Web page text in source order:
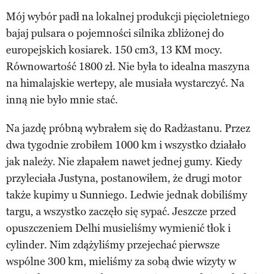
Mój wybór padł na lokalnej produkcji pięcioletniego
bajaj pulsara o pojemności silnika zbliżonej do
europejskich kosiarek. 150 cm3, 13 KM mocy.
Równowartość 1800 zł. Nie była to idealna maszyna
na himalajskie wertepy, ale musiała wystarczyć. Na
inną nie było mnie stać.
Na jazdę próbną wybrałem się do Radżastanu. Przez
dwa tygodnie zrobiłem 1000 km i wszystko działało
jak należy. Nie złapałem nawet jednej gumy. Kiedy
przyleciała Justyna, postanowiłem, że drugi motor
także kupimy u Sunniego. Ledwie jednak dobiliśmy
targu, a wszystko zaczęło się sypać. Jeszcze przed
opuszczeniem Delhi musieliśmy wymienić tłok i
cylinder. Nim zdążyliśmy przejechać pierwsze
wspólne 300 km, mieliśmy za sobą dwie wizyty w